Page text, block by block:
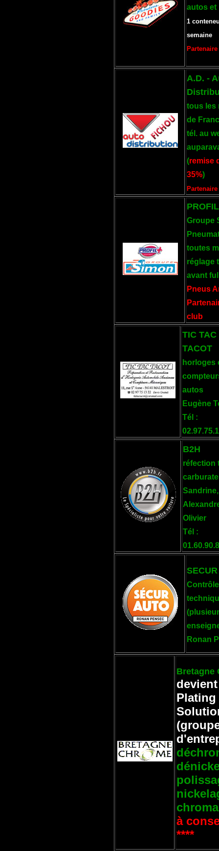
autos et
1
semaine
A.D. -
tous les
de
tél. au
(remise
35%)
Groupe
toutes
réglage
avant
Pneus
club
TIC TAC
TACOT
horloges
autos
Eugène
Tél :
B2H
réfection
Sandrine,
Olivier
Tél :
Ronan
Bretagne
Plating
à
****